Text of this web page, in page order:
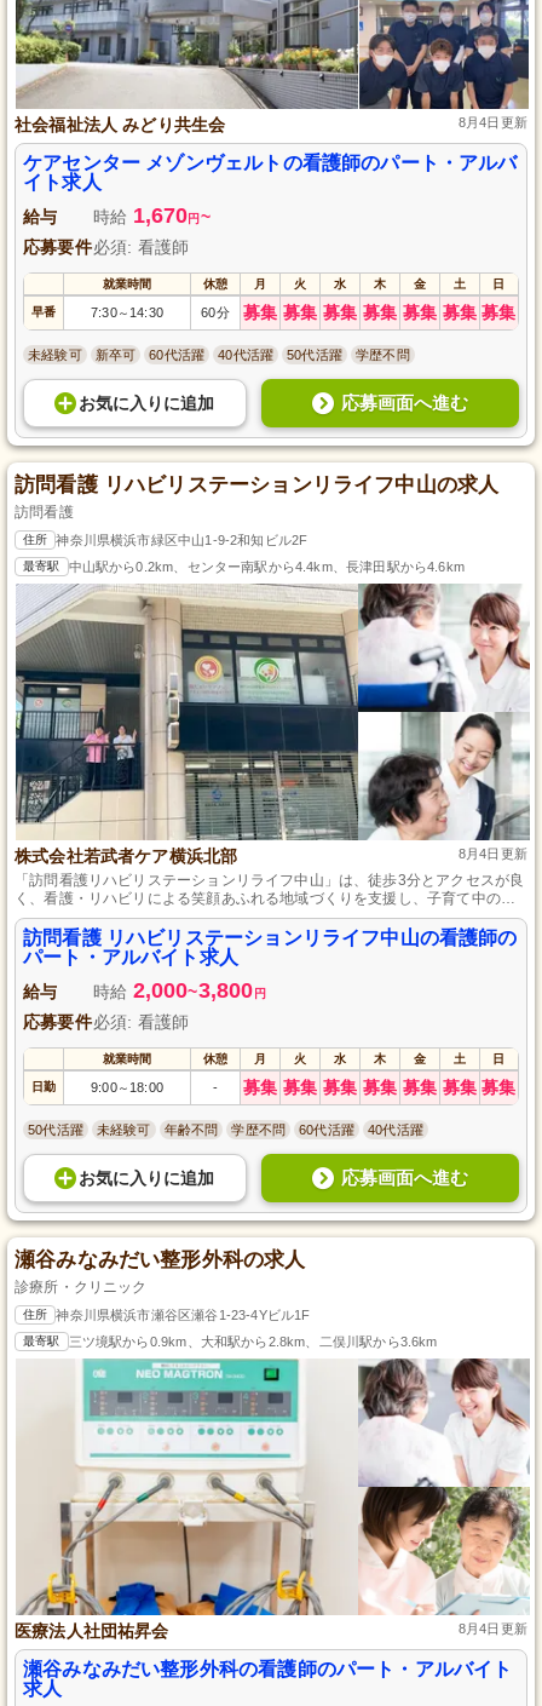
社会福祉法人 みどり共生会 8月4日更新
ケアセンター メゾンヴェルトの看護師のパート・アルバ
イト求人
給与 時給 1,670円 ~
応募要件必須: 看護師
就業時間 休憩 月 火 水 木 金 土 日
早番 7:30～ 14:30 60分 募集 募集 募集 募集 募集 募集 募集
未経験可 新卒可 60代活躍 40代活躍 50代活躍 学歴不問
お気に入り に追加 応募画面へ進む
訪問看護 リハビリステーションリライフ中山の求人
訪問看護
住所 神奈川県横浜市緑区中山1-9-2和知ビル2F
最寄駅 中山駅から0.2km、センター南駅から4.4km、長津田駅から4.6km
株式会社若武者ケア横浜北部 8月4日更新
「訪問看護リハビリステーションリライフ中山」は、徒歩3分とアクセスが良
く、看護・リハビリによる笑顔あふれる地域づくりを支援し、子育て中の方
でも働きやすい、自分主体のトータルサポート環境を提供しています。
訪問看護 リハビリステーションリライフ中山の看護師の
パート・アルバイト求人
給与 時給 2,000~3,800 円
応募要件必須: 看護師
就業時間 休憩 月 火 水 木 金 土 日
日勤 9:00～ 18:00 - 募集 募集 募集 募集 募集 募集 募集
50代活躍 未経験可 年齢不問 学歴不問 60代活躍 40代活躍
お気に入り に追加 応募画面へ進む
瀬谷みなみだい整形外科の求人
診療所・クリニック
住所 神奈川県横浜市瀬谷区瀬谷1-23-4Yビル1F
最寄駅 三ツ境駅から0.9km、大和駅から2.8km、二俣川駅から3.6km
医療法人社団祐昇会 8月4日更新
瀬谷みなみだい整形外科の看護師のパート・アルバイト
求人